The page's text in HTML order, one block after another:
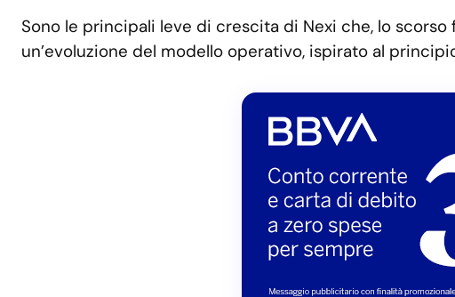
Sono le principali leve di crescita di Nexi che, lo
un’evoluzione del modello operativo, ispirato al